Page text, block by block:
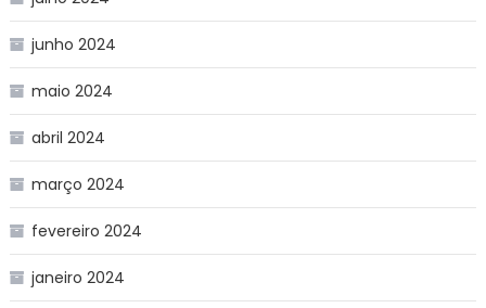
junho 2024
maio 2024
abril 2024
março 2024
fevereiro 2024
janeiro 2024